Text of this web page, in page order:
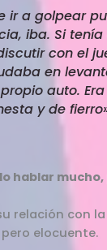
ir a golpear
iba. Si tenía
con el
en
auto.
y de
hablar
relación con
elocuente.